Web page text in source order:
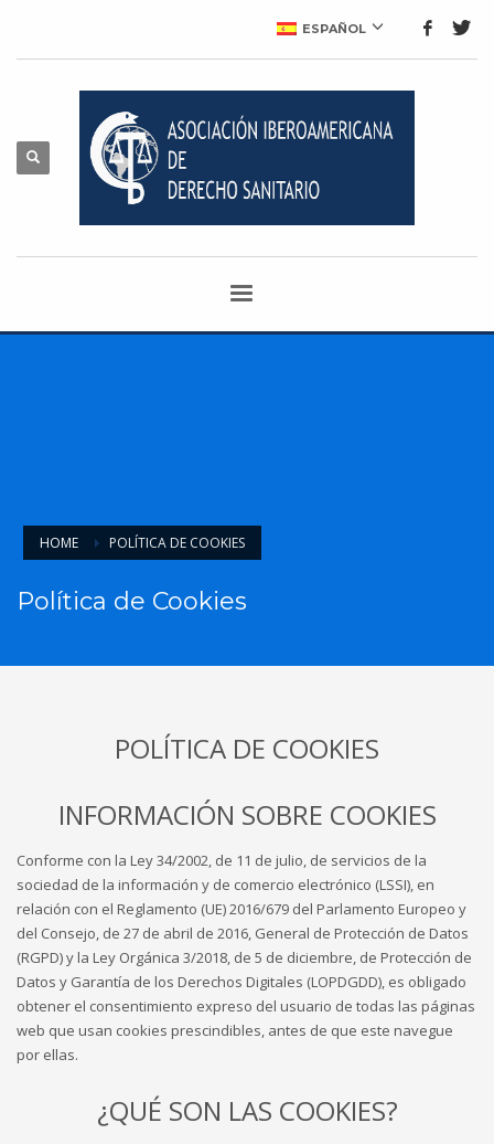
ESPAÑOL
HOME POLÍTICA DE COOKIES
Política de Cookies
POLÍTICA DE COOKIES
INFORMACIÓN SOBRE COOKIES
Conforme con la Ley 34/2002, de 11 de julio, de servicios de la
sociedad de la información y de comercio electrónico (LSSI), en
relación con el Reglamento (UE) 2016/679 del Parlamento Europeo y
del Consejo, de 27 de abril de 2016, General de Protección de Datos
(RGPD) y la Ley Orgánica 3/2018, de 5 de diciembre, de Protección de
Datos y Garantía de los Derechos Digitales (LOPDGDD), es obligado
obtener el consentimiento expreso del usuario de todas las páginas
web que usan cookies prescindibles, antes de que este navegue
por ellas.
¿QUÉ SON LAS COOKIES?